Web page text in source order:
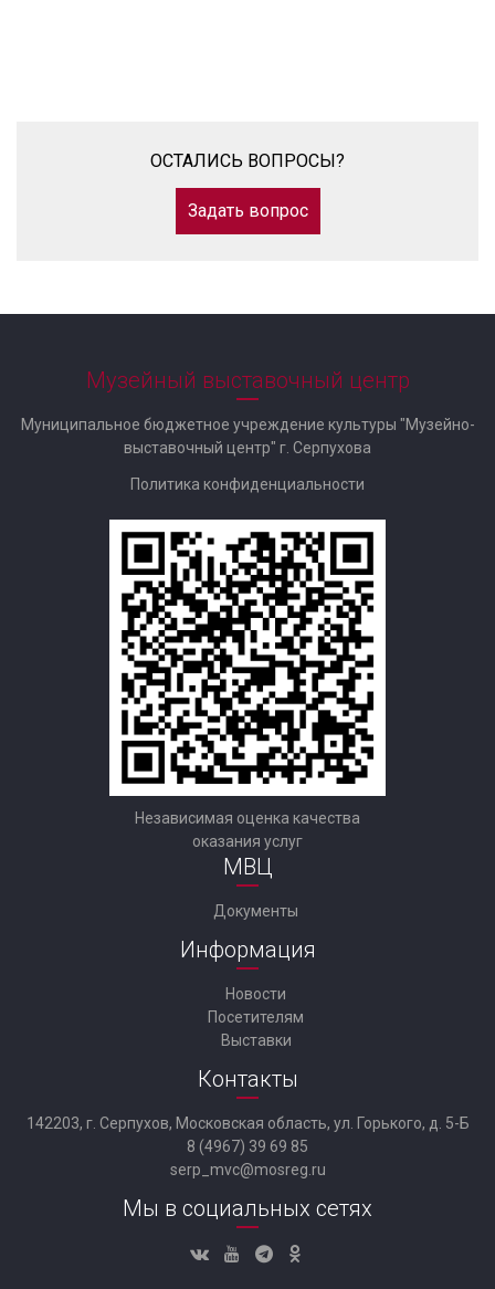
ОСТАЛИСЬ ВОПРОСЫ?
Задать вопрос
Музейный выставочный центр
Муниципальное бюджетное учреждение культуры "Музейно-
выставочный центр" г. Серпухова
Политика конфиденциальности
Независимая оценка качества
оказания услуг
МВЦ
Документы
Информация
Новости
Посетителям
Выставки
Контакты
142203, г. Серпухов, Московская область, ул. Горького, д. 5-Б
8 (4967) 39 69 85
serp_mvc@mosreg.ru
Мы в социальных сетях